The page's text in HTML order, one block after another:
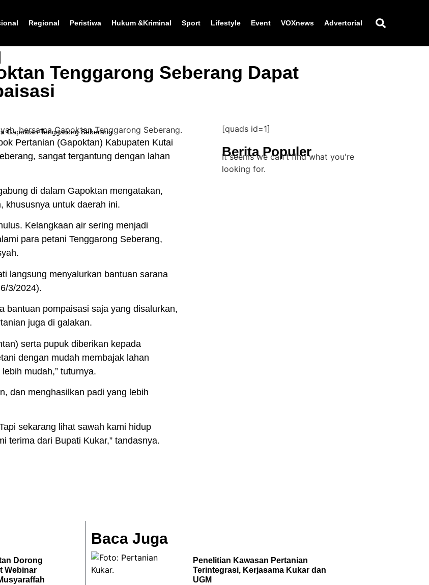
Regional Peristiwa Hukum &Kriminal Sport Lifestyle Event VOXnews Advertorial
Tenggarong Seberang Dapat
Gapoktan Tenggarong Seberang.
Pertanian (Gapoktan) Kabupaten Kutai
sangat tergantung dengan lahan
di dalam Gapoktan mengatakan,
khususnya untuk daerah ini.
Kelangkaan air sering menjadi
para petani Tenggarong Seberang,
langsung menyalurkan bantuan sarana
3/2024).
bantuan pompaisasi saja yang disalurkan,
juga di galakan.
) serta pupuk diberikan kepada
dengan mudah membajak lahan
mudah,” tuturnya.
dan menghasilkan padi yang lebih
sekarang lihat sawah kami hidup
terima dari Bupati Kukar,” tandasnya.
[quads id=1]
Berita Populer
It seems we can't find what you're
looking for.
Dorong
Webinar
Baca Juga
Penelitian Kawasan Pertanian
Terintegrasi, Kerjasama Kukar dan
UGM